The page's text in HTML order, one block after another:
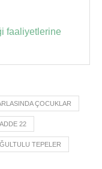
faaliyetlerine
ÇOCUKLAR
22
TEPELER